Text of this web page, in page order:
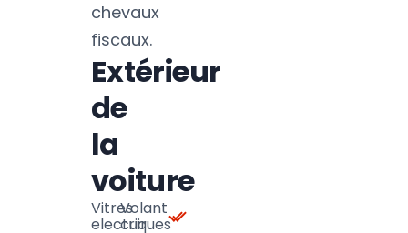
chevaux
fiscaux.
Extérieur
de
la
voiture
Vitres
electriques
Volant
cuir